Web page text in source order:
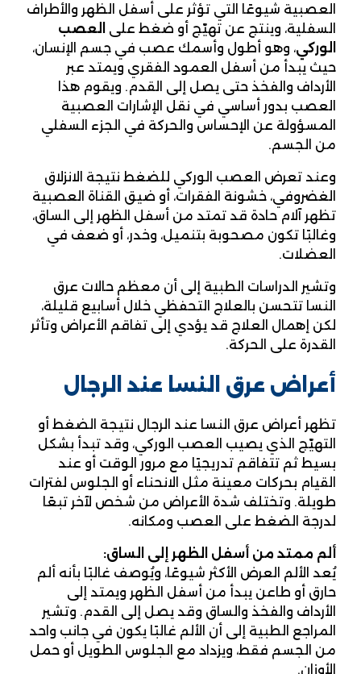
العصبية شيوعًا التي تؤثر على أسفل الظهر والأطراف
السفلية، وينتج عن تهيّج أو ضغط على
العصب
الوركي، وهو أطول وأسمك عصب في جسم الإنسان،
حيث يبدأ من أسفل العمود الفقري ويمتد عبر
الأرداف والفخذ حتى يصل إلى القدم. ويقوم هذا
العصب بدور أساسي في نقل الإشارات العصبية
المسؤولة عن الإحساس والحركة في الجزء السفلي
من الجسم.
وعند تعرض العصب الوركي للضغط نتيجة الانزلاق
الغضروفي، خشونة الفقرات، أو ضيق القناة العصبية
تظهر آلام حادة قد تمتد من أسفل الظهر إلى الساق،
وغالبًا تكون مصحوبة بتنميل، وخدر، أو ضعف في
العضلات.
وتشير الدراسات الطبية إلى أن معظم حالات عرق
النسا تتحسن بالعلاج التحفظي خلال أسابيع قليلة،
لكن إهمال العلاج قد يؤدي إلى تفاقم الأعراض وتأثر
القدرة على الحركة.
أعراض عرق النسا عند الرجال
تظهر أعراض عرق النسا عند الرجال نتيجة الضغط أو
التهيّج الذي يصيب العصب الوركي، وقد تبدأ بشكل
بسيط ثم تتفاقم تدريجيًا مع مرور الوقت أو عند
القيام بحركات معينة مثل الانحناء أو الجلوس لفترات
طويلة. وتختلف شدة الأعراض من شخص لآخر تبعًا
لدرجة الضغط على العصب ومكانه.
ألم ممتد من أسفل الظهر إلى الساق:
يُعد الألم العرض الأكثر شيوعًا، ويُوصف غالبًا بأنه ألم
حارق أو طاعن يبدأ من أسفل الظهر ويمتد إلى
الأرداف والفخذ والساق وقد يصل إلى القدم. وتشير
المراجع الطبية إلى أن الألم غالبًا يكون في جانب واحد
من الجسم فقط، ويزداد مع الجلوس الطويل أو حمل
الأوزان.